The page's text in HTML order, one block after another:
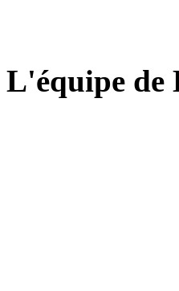
L'équipe de